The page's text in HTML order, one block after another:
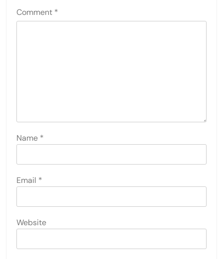
Comment *
Name *
Email *
Website